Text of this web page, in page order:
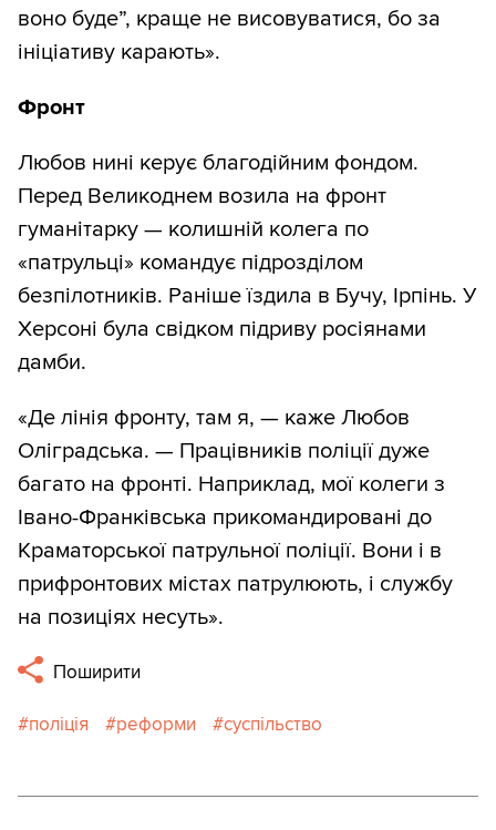
воно буде”, краще не висовуватися, бо за
ініціативу карають».
Фронт
Любов нині керує благодійним фондом.
Перед Великоднем возила на фронт
гуманітарку — колишній колега по
«патрульці» командує підрозділом
безпілотників. Раніше їздила в Бучу, Ірпінь. У
Херсоні була свідком підриву росіянами
дамби.
«Де лінія фронту, там я, — каже Любов
Оліградська. — Працівників поліції дуже
багато на фронті. Наприклад, мої колеги з
Івано-Франківська прикомандировані до
Краматорської патрульної поліції. Вони і в
прифронтових містах патрулюють, і службу
на позиціях несуть».
Поширити
поліція реформи суспільство